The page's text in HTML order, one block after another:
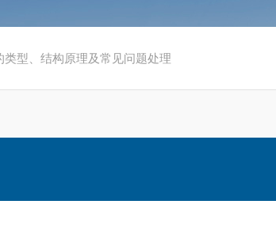
型、结构原理及常见问题处理